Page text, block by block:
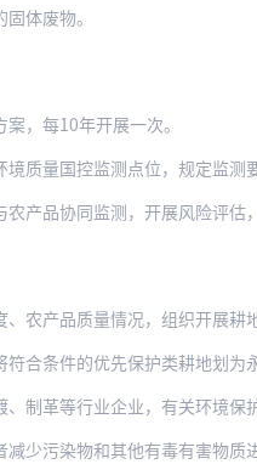
体废物。
，每10年开展一次。
位，规定监测要求，并组织实施全
险评估，根据监测评估结果，优化调整
展耕地土壤环境质量类别划分工作，
地划为永久基本农田，纳入粮食生产功
环境保护主管部门依法不予审批可能造
其他有毒有害物质进入农作物可食